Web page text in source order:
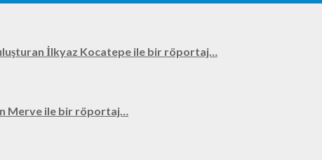
İlkyaz Kocatepe ile bir röportaj…
Merve ile bir röportaj…